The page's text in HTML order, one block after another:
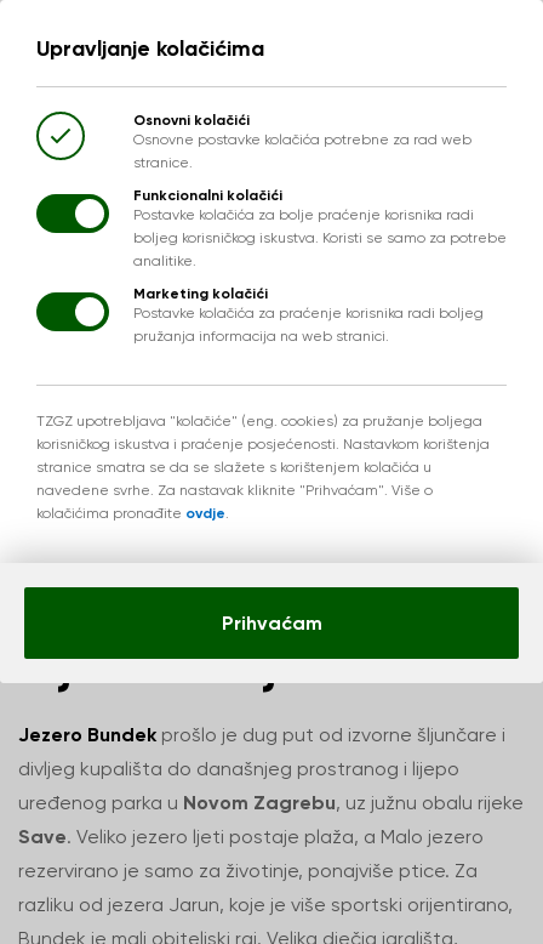
Bundek – Jezero po
mjeri obitelji
Jezero Bundek prošlo je dug put od izvorne šljunčare i
divljeg kupališta do današnjeg prostranog i lijepo
uređenog parka u Novom Zagrebu, uz južnu obalu rijeke
Save. Veliko jezero ljeti postaje plaža, a Malo jezero
rezervirano je samo za životinje, ponajviše ptice. Za
razliku od jezera Jarun, koje je više sportski orijentirano,
Bundek je mali obiteljski raj. Velika dječja igrališta,
Upravljanje kolačićima
Osnovni kolačići
Osnovne postavke kolačića potrebne za rad web
stranice.
Funkcionalni kolačići
Postavke kolačića za bolje praćenje korisnika radi
boljeg korisničkog iskustva. Koristi se samo za potrebe
analitike.
Marketing kolačići
Postavke kolačića za praćenje korisnika radi boljeg
pružanja informacija na web stranici.
TZGZ upotrebljava "kolačiće" (eng. cookies) za pružanje boljega
korisničkog iskustva i praćenje posjećenosti. Nastavkom korištenja
stranice smatra se da se slažete s korištenjem kolačića u
navedene svrhe. Za nastavak kliknite "Prihvaćam". Više o
kolačićima pronađite ovdje.
Prihvaćam